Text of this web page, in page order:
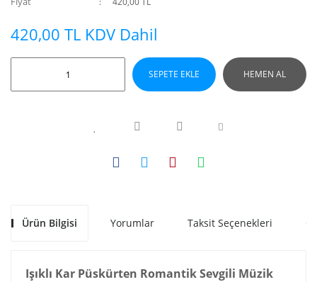
420,00 TL KDV Dahil
SEPETE EKLE HEMEN AL
Ürün Bilgisi Yorumlar Taksit Seçenekleri
Işıklı Kar Püskürten Romantik Sevgili Müzik